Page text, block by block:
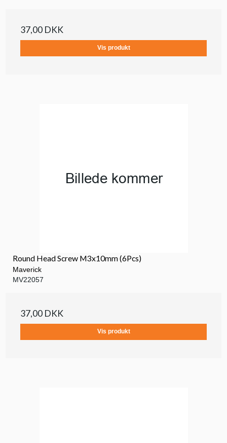
37,00 DKK
Vis produkt
Round Head Screw M3x10mm (6Pcs)
Maverick
MV22057
37,00 DKK
Vis produkt